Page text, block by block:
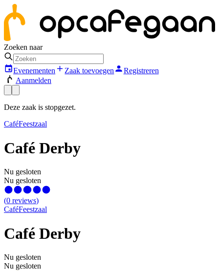
Zoeken naar
Evenementen Zaak toevoegen
Registreren
Aanmelden
Deze zaak is stopgezet.
CaféFeestzaal
Café Derby
Nu gesloten
Nu gesloten
(0 reviews)
CaféFeestzaal
Café Derby
Nu gesloten
Nu gesloten